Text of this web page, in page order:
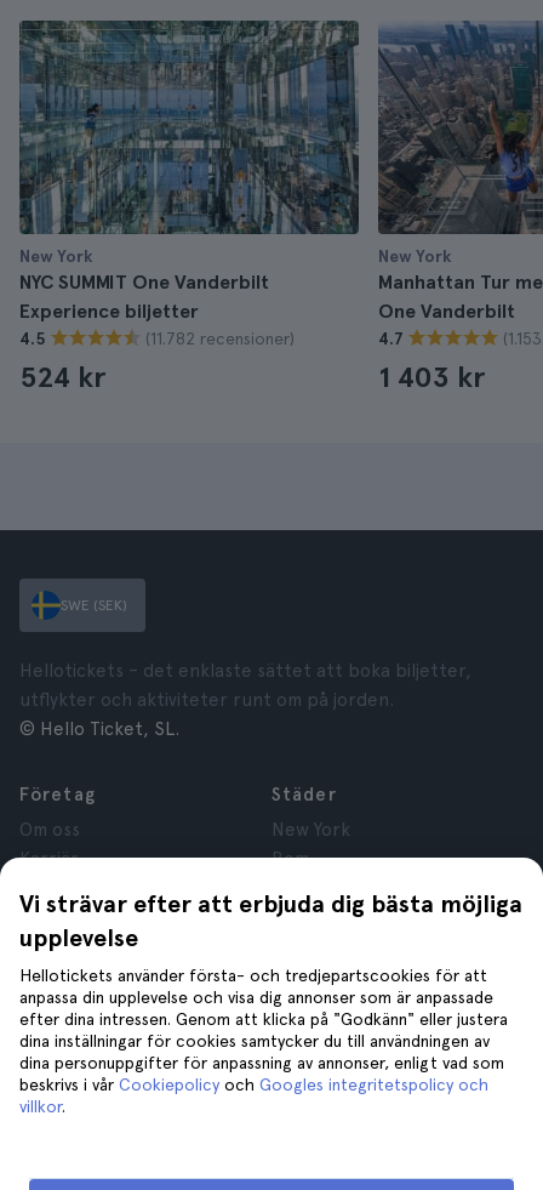
New York
NYC SUMMIT One Vanderbilt
Experience biljetter
4.5 (11.782 recensioner)
524 kr
New York
Manhattan Tur
One Vanderbilt
4.7
1 403 kr
Vi strävar efter att erbjuda dig bästa möjliga
upplevelse
Hellotickets använder första- och tredjepartscookies för att
anpassa din upplevelse och visa dig annonser som är anpassade
efter dina intressen. Genom att klicka på "Godkänn" eller justera
dina inställningar för cookies samtycker du till användningen av
dina personuppgifter för anpassning av annonser, enligt vad som
beskrivs i vår Cookiepolicy och Googles integritetspolicy och
villkor.
SWE (SEK)
Hellotickets – det enklaste sättet att boka biljetter,
utflykter och aktiviteter runt om på jorden.
© Hello Ticket, SL.
Företag
Om oss
Karriär
Recensioner
Sekretess
Regler och villkor
Juridisk Rådgivning
Cookies
Städer
New York
Rom
London
Kraków
Tenerife
Hjälp
Gå med oss på